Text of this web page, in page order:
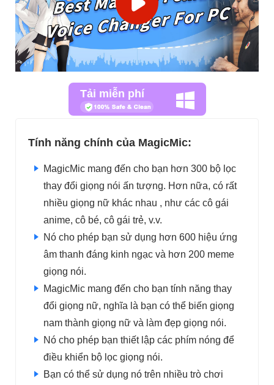
Tải miễn phí
Tính năng chính của MagicMic:
MagicMic mang đến cho bạn hơn 300 bộ lọc
thay đổi giọng nói ấn tượng. Hơn nữa, có rất
nhiều giọng nữ khác nhau , như các cô gái
anime, cô bé, cô gái trẻ, v.v.
Nó cho phép bạn sử dụng hơn 600 hiệu ứng
âm thanh đáng kinh ngạc và hơn 200 meme
giọng nói.
MagicMic mang đến cho bạn tính năng thay
đổi giọng nữ, nghĩa là bạn có thể biến giọng
nam thành giọng nữ và làm đẹp giọng nói.
Nó cho phép bạn thiết lập các phím nóng để
điều khiển bộ lọc giọng nói.
Bạn có thể sử dụng nó trên nhiều trò chơi